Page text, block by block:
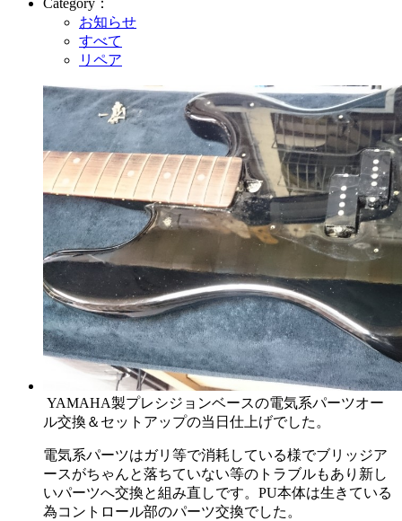
お知らせ
すべて
リペア
YAMAHA製プレシジョンベースの電気系パーツオー
ル交換＆セットアップの当日仕上げでした。
電気系パーツはガリ等で消耗している様でブリッジア
ースがちゃんと落ちていない等のトラブルもあり新し
いパーツへ交換と組み直しです。PU本体は生きている
為コントロール部のパーツ交換でした。